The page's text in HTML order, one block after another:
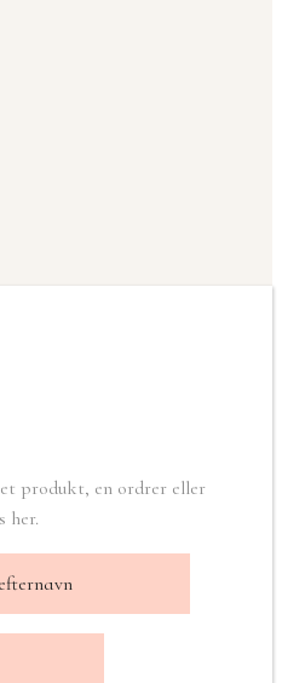
produkt, en ordrer eller
her.